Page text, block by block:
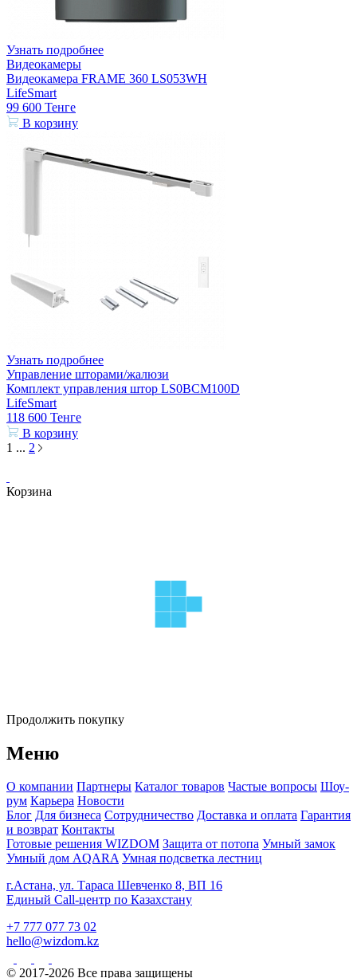
Узнать подробнее
Видеокамеры
Видеокамера FRAME 360 LS053WH
LifeSmart
99 600 Тенге
В корзину
Узнать подробнее
Управление шторами/жалюзи
Комплект управления штор LS0BCM100D
LifeSmart
118 600 Тенге
В корзину
1 ... 2
Корзина
Продолжить покупку
Меню
О компании Партнеры Каталог товаров Частые вопросы Шоу-
рум Карьера Новости
Блог Для бизнеса Сотрудничество Доставка и оплата Гарантия
и возврат Контакты
Готовые решения WIZDOM Защита от потопа Умный замок
Умный дом AQARA Умная подсветка лестниц
г.Астана, ул. Тараса Шевченко 8, ВП 16
Единый Call-центр по Казахстану
+7 777 077 73 02
hello@wizdom.kz
© 2017-2026 Все права защищены